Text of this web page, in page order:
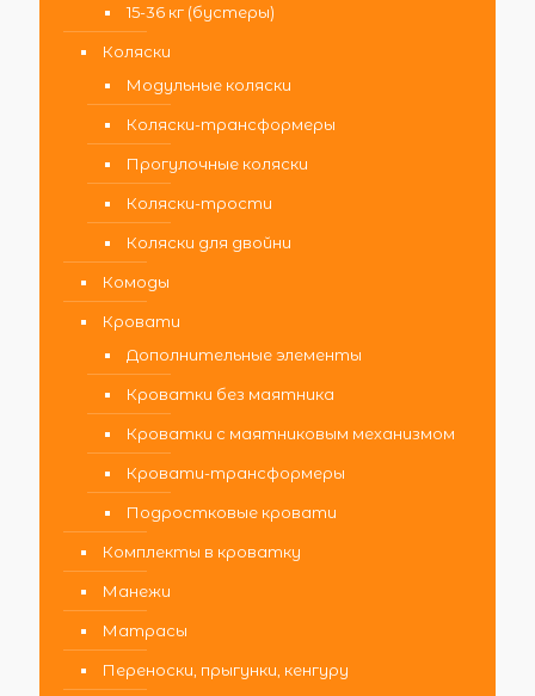
15-36 кг (бустеры)
Коляски
Модульные коляски
Коляски-трансформеры
Прогулочные коляски
Коляски-трости
Коляски для двойни
Комоды
Кровати
Дополнительные элементы
Кроватки без маятника
Кроватки с маятниковым механизмом
Кровати-трансформеры
Подростковые кровати
Комплекты в кроватку
Манежи
Матрасы
Переноски, прыгунки, кенгуру